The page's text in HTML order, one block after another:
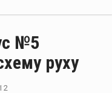
№5
руху
2